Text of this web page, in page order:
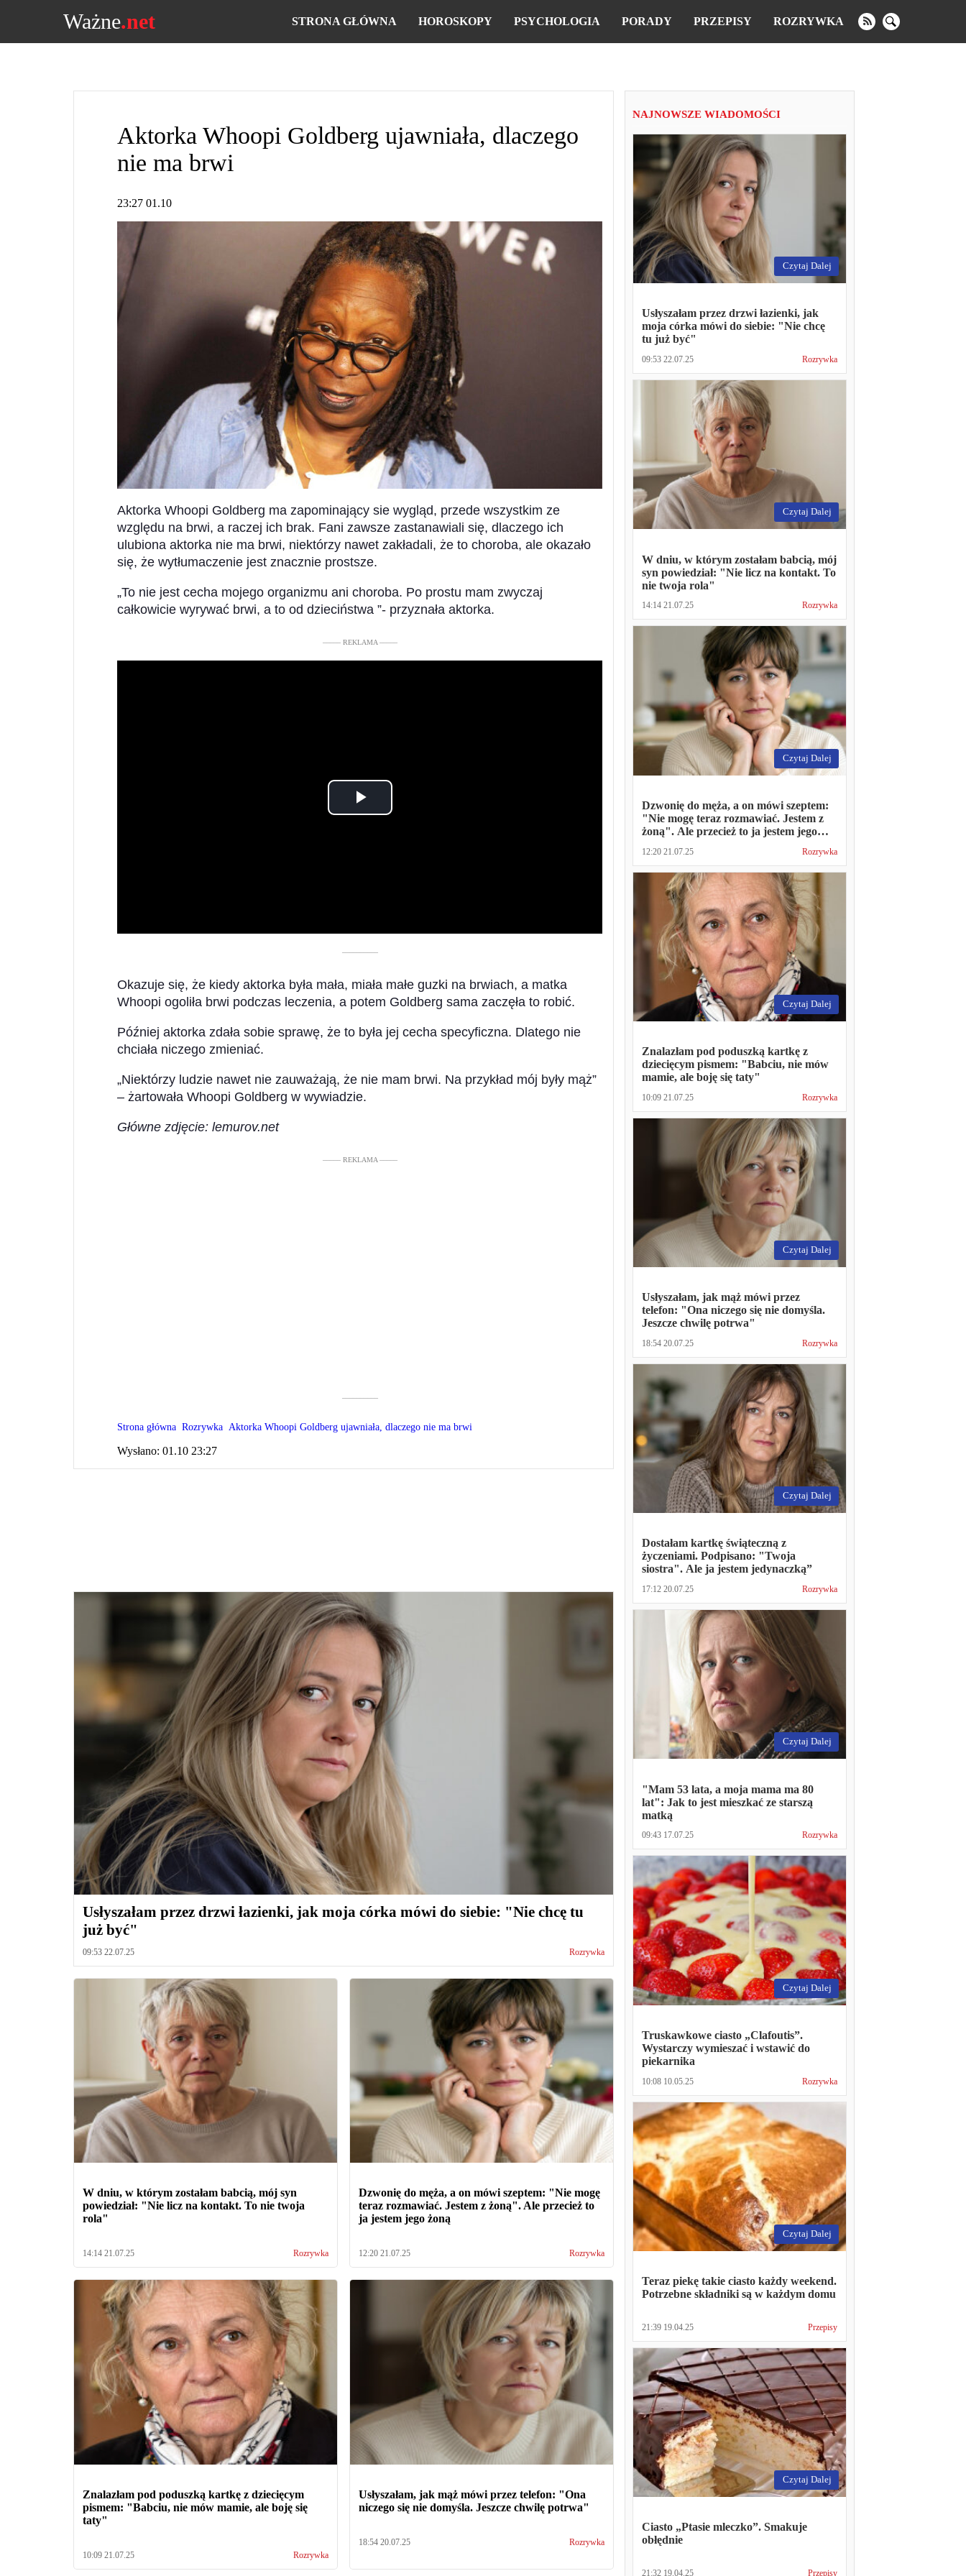
Ważne.net STRONA GŁÓWNA HOROSKOPY PSYCHOLOGIA PORADY PRZEPISY ROZRYWKA
Aktorka Whoopi Goldberg ujawniała, dlaczego
nie ma brwi
23:27 01.10
Aktorka Whoopi Goldberg ma zapominający sie wygląd, przede wszystkim ze
względu na brwi, a raczej ich brak. Fani zawsze zastanawiali się, dlaczego ich
ulubiona aktorka nie ma brwi, niektórzy nawet zakładali, że to choroba, ale okazało
się, że wytłumaczenie jest znacznie prostsze.
„To nie jest cecha mojego organizmu ani choroba. Po prostu mam zwyczaj
całkowicie wyrywać brwi, a to od dzieciństwa ”- przyznała aktorka.
––––– REKLAMA –––––
Play
––––––––––
Okazuje się, że kiedy aktorka była mała, miała małe guzki na brwiach, a matka
Whoopi ogoliła brwi podczas leczenia, a potem Goldberg sama zaczęła to robić.
Później aktorka zdała sobie sprawę, że to była jej cecha specyficzna. Dlatego nie
chciała niczego zmieniać.
„Niektórzy ludzie nawet nie zauważają, że nie mam brwi. Na przykład mój były mąż”
– żartowała Whoopi Goldberg w wywiadzie.
Główne zdjęcie: lemurov.net
––––– REKLAMA –––––
––––––––––
Strona główna Rozrywka Aktorka Whoopi Goldberg ujawniała, dlaczego nie ma brwi
Wysłano: 01.10 23:27
Usłyszałam przez drzwi łazienki, jak moja córka mówi do siebie: "Nie chcę tu
już być"
09:53 22.07.25 Rozrywka
W dniu, w którym zostałam babcią, mój syn
powiedział: "Nie licz na kontakt. To nie twoja
rola"
14:14 21.07.25 Rozrywka
Dzwonię do męża, a on mówi szeptem: "Nie mogę
teraz rozmawiać. Jestem z żoną". Ale przecież to
ja jestem jego żoną
12:20 21.07.25 Rozrywka
Znalazłam pod poduszką kartkę z dziecięcym
pismem: "Babciu, nie mów mamie, ale boję się
taty"
10:09 21.07.25 Rozrywka
Usłyszałam, jak mąż mówi przez telefon: "Ona
niczego się nie domyśla. Jeszcze chwilę potrwa"
18:54 20.07.25 Rozrywka
NAJNOWSZE WIADOMOŚCI
Czytaj Dalej
Usłyszałam przez drzwi łazienki, jak
moja córka mówi do siebie: "Nie chcę
tu już być"
09:53 22.07.25 Rozrywka
Czytaj Dalej
W dniu, w którym zostałam babcią, mój
syn powiedział: "Nie licz na kontakt. To
nie twoja rola"
14:14 21.07.25 Rozrywka
Czytaj Dalej
Dzwonię do męża, a on mówi szeptem:
"Nie mogę teraz rozmawiać. Jestem z
żoną". Ale przecież to ja jestem jego
12:20 21.07.25 Rozrywka
Czytaj Dalej
Znalazłam pod poduszką kartkę z
dziecięcym pismem: "Babciu, nie mów
mamie, ale boję się taty"
10:09 21.07.25 Rozrywka
Czytaj Dalej
Usłyszałam, jak mąż mówi przez
telefon: "Ona niczego się nie domyśla.
Jeszcze chwilę potrwa"
18:54 20.07.25 Rozrywka
Czytaj Dalej
Dostałam kartkę świąteczną z
życzeniami. Podpisano: "Twoja
siostra". Ale ja jestem jedynaczką”
17:12 20.07.25 Rozrywka
Czytaj Dalej
"Mam 53 lata, a moja mama ma 80
lat": Jak to jest mieszkać ze starszą
matką
09:43 17.07.25 Rozrywka
Czytaj Dalej
Truskawkowe ciasto „Clafoutis”.
Wystarczy wymieszać i wstawić do
piekarnika
10:08 10.05.25 Rozrywka
Czytaj Dalej
Teraz piekę takie ciasto każdy weekend.
Potrzebne składniki są w każdym domu
21:39 19.04.25 Przepisy
Czytaj Dalej
Ciasto „Ptasie mleczko”. Smakuje
obłędnie
21:32 19.04.25 Przepisy